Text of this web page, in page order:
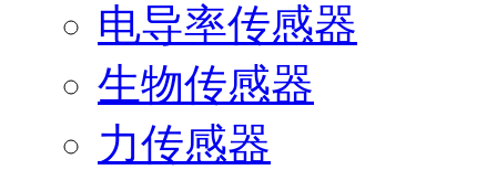
电导率传感器
生物传感器
力传感器